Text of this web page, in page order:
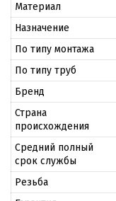
Материал
Назначение
По типу монтажа
По типу труб
Бренд
Страна
происхождения
Средний полный
срок службы
Резьба